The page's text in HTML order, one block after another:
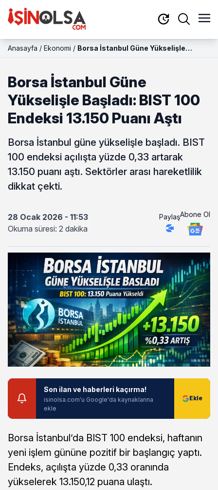
Anasayfa / Ekonomi / Borsa İstanbul Güne Yükselişle
Borsa İstanbul Güne
Yükselişle Başladı: BIST 100
Endeksi 13.150 Puanı Aştı
Borsa İstanbul güne yükselişle başladı. BIST
100 endeksi açılışta yüzde 0,33 artarak
13.150 puanı aştı. Sektörler arası hareketlilik
dikkat çekti.
28 Ocak 2026 - 11:53
Okuma süresi: 2 dakika
PaylaşAbone Ol
Son ilan ve haberleri kaçırma!
isinolsa.com'u Google'da kaynaklarına
ekle
Borsa İstanbul’da BIST 100 endeksi, haftanın
yeni işlem gününe pozitif bir başlangıç yaptı.
Endeks, açılışta yüzde 0,33 oranında
yükselerek 13.150,12 puana ulaştı.